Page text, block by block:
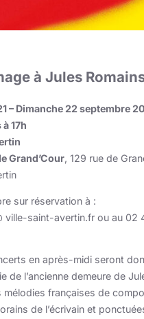
à Jules
– Dimanche 22 septembre
17h
Grand’Cour, 129 rue de
sur réservation à :
ville-saint-avertin.fr ou au 02
Ouvrir dans la visionneuse
en après-midi seront
de l’ancienne demeure de
mélodies françaises de
de l’écrivain et